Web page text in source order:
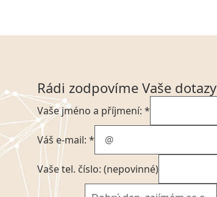
Rádi zodpovíme Vaše dotazy
Vaše jméno a příjmení: *
Váš e-mail: *
Vaše tel. číslo: (nepovinné)